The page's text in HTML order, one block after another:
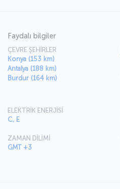
Faydalı bilgiler
ÇEVRE ŞEHİRLER
Konya (153 km)
Antalya (188 km)
Burdur (164 km)
ELEKTRİK ENERJİSİ
C, E
ZAMAN DİLİMİ
GMT +3